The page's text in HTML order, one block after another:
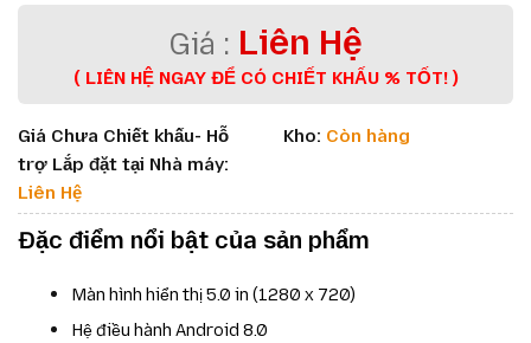
Liên Hệ
( LIÊN HỆ NGAY ĐỂ CÓ CHIẾT KHẤU % TỐT! )
Giá Chưa Chiết khấu- Hỗ
trợ Lắp đặt tại Nhà máy:
Liên Hệ
Kho: Còn hàng
Đặc điểm nổi bật của sản phẩm
Màn hình hiển thị 5.0 in (1280 x 720)
Hệ điều hành Android 8.0